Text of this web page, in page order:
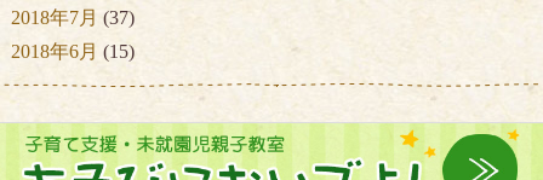
2018年7月 (37)
2018年6月 (15)